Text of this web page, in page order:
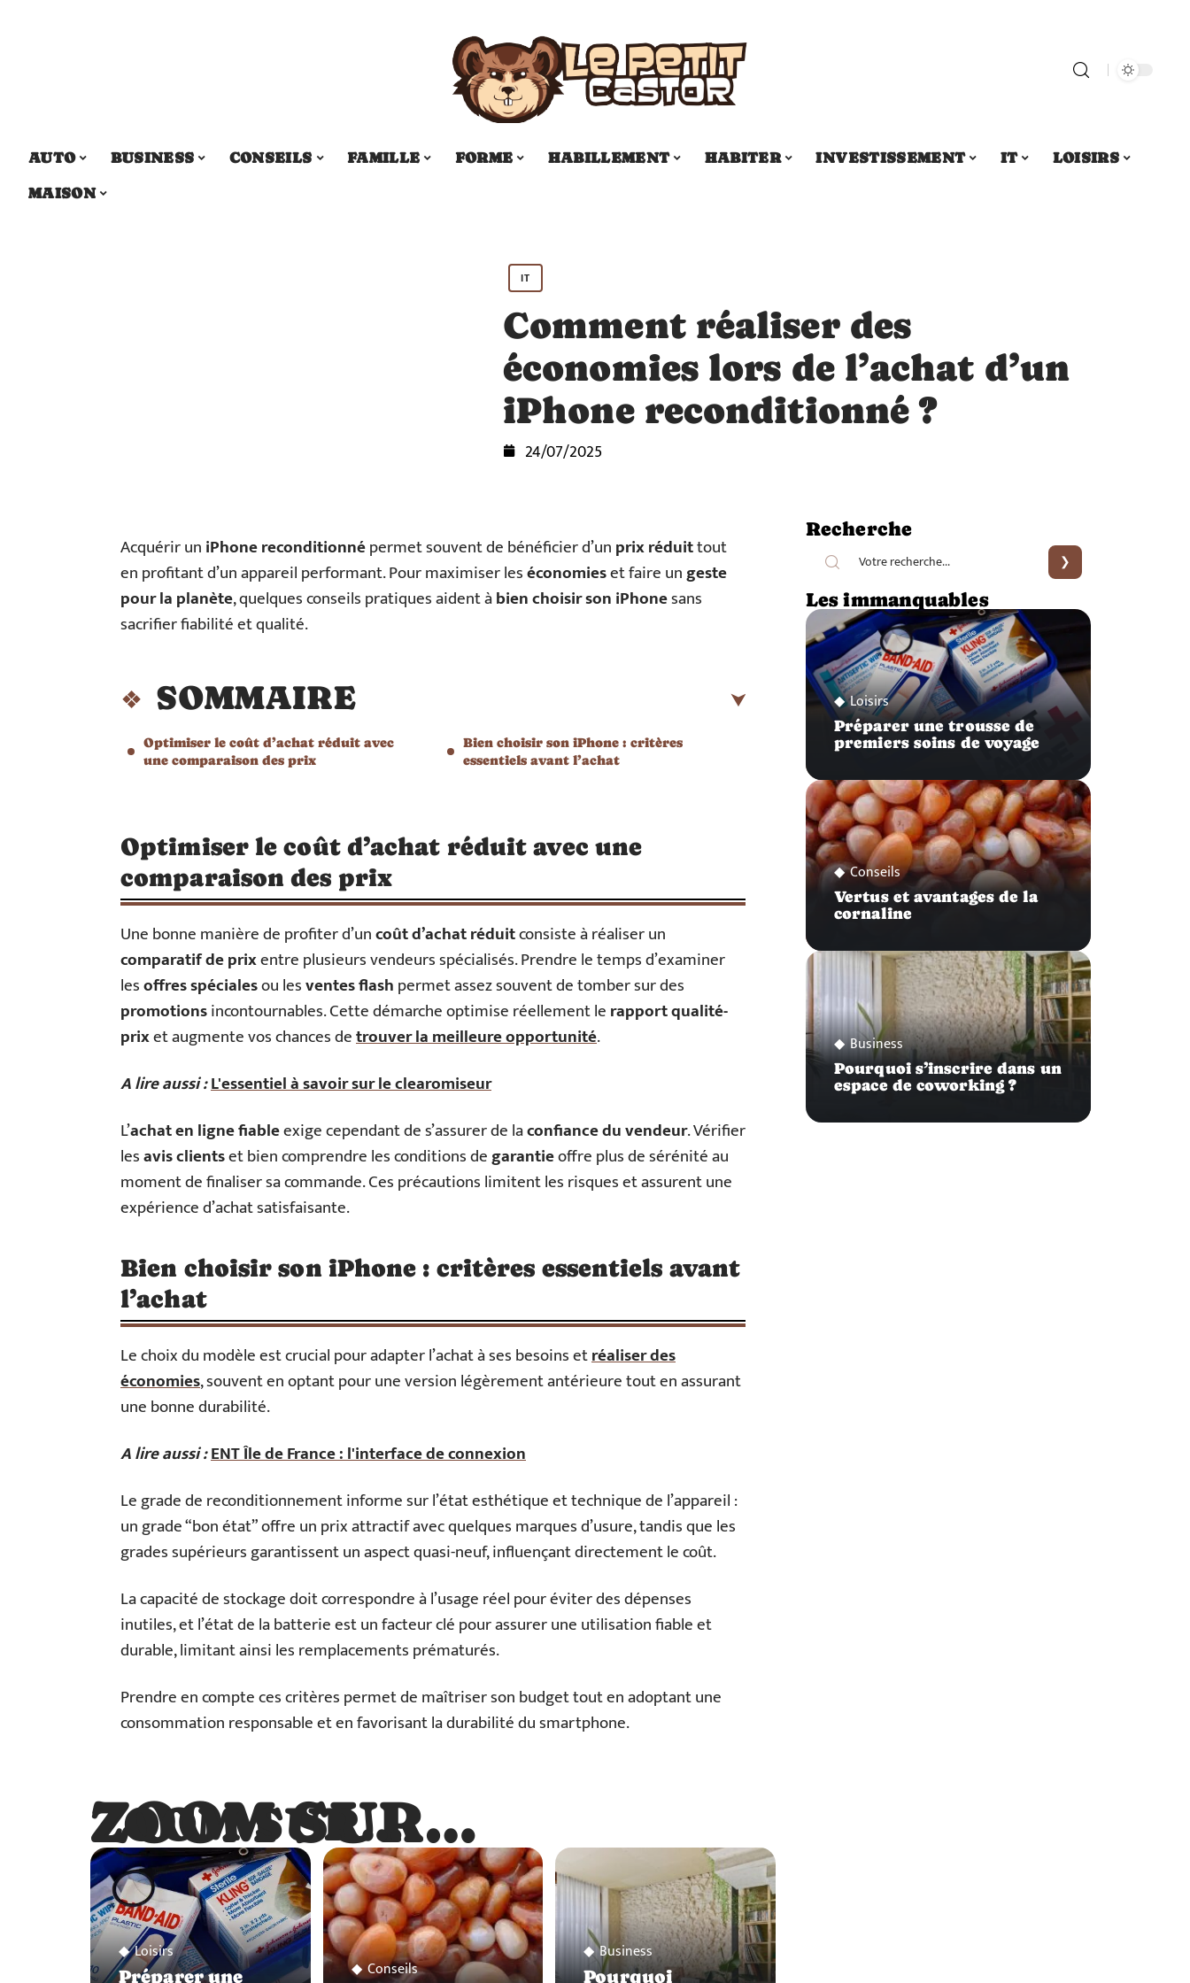
AUTO BUSINESS CONSEILS FAMILLE FORME HABILLEMENT HABITER INVESTISSEMENT IT
LOISIRS
MAISON
IT
Comment réaliser des
économies lors de l’achat d’un
iPhone reconditionné ?
24/07/2025
Acquérir uniPhone reconditionnépermet souvent de bénéficier d’unprix réduittout
en profitant d’un appareil performant. Pour maximiser leséconomieset faire ungeste
pour la planète, quelques conseils pratiques aident àbien choisir son iPhonesans
sacrifier fiabilité et qualité.
SOMMAIRE
Optimiser le coût d’achat réduit avec
une comparaison des prix
Bien choisir son iPhone : critères
essentiels avant l’achat
Optimiser le coût d’achat réduit avec une
comparaison des prix
Une bonne manière de profiter d’uncoût d’achat réduitconsiste à réaliser un
comparatif de prixentre plusieurs vendeurs spécialisés. Prendre le temps d’examiner
lesoffres spécialesou lesventes flashpermet assez souvent de tomber sur des
promotionsincontournables. Cette démarche optimise réellement lerapport qualité-
prixet augmente vos chances detrouver la meilleure opportunité.
A lire aussi :L'essentiel à savoir sur le clearomiseur
L’achat en ligne fiableexige cependant de s’assurer de laconfiance du vendeur. Vérifier
lesavis clientset bien comprendre les conditions degarantieoffre plus de sérénité au
moment de finaliser sa commande. Ces précautions limitent les risques et assurent une
expérience d’achat satisfaisante.
Bien choisir son iPhone : critères essentiels avant
l’achat
Le choix du modèle est crucial pour adapter l’achat à ses besoins etréaliser des
économies, souvent en optant pour une version légèrement antérieure tout en assurant
une bonne durabilité.
A lire aussi :ENT Île de France : l'interface de connexion
Le grade de reconditionnement informe sur l’état esthétique et technique de l’appareil :
un grade “bon état” offre un prix attractif avec quelques marques d’usure, tandis que les
grades supérieurs garantissent un aspect quasi-neuf, influençant directement le coût.
La capacité de stockage doit correspondre à l’usage réel pour éviter des dépenses
inutiles, et l’état de la batterie est un facteur clé pour assurer une utilisation fiable et
durable, limitant ainsi les remplacements prématurés.
Prendre en compte ces critères permet de maîtriser son budget tout en adoptant une
consommation responsable et en favorisant la durabilité du smartphone.
ZOOM SUR…
ZOOM SUR…
Loisirs
Préparer une Conseils
Business
Pourquoi
Recherche
Les immanquables
Loisirs
Préparer une trousse de
premiers soins de voyage
Conseils
Vertus et avantages de la
cornaline
Business
Pourquoi s’inscrire dans un
espace de coworking ?